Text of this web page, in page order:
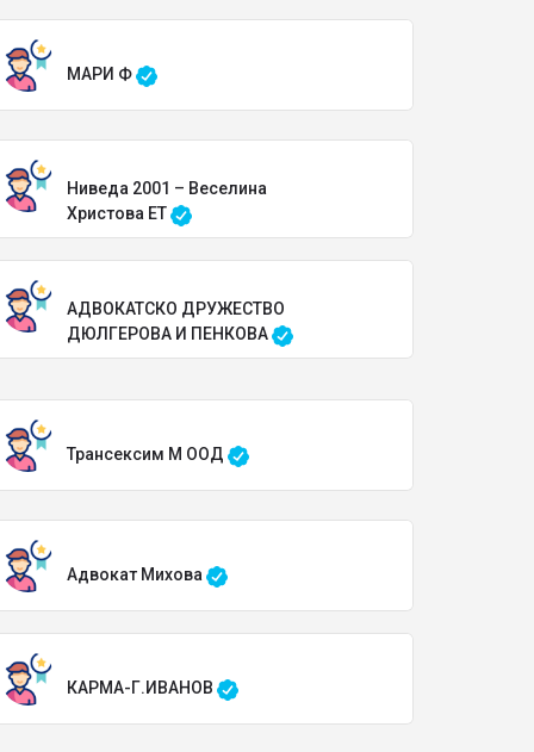
МАРИ Ф
Ниведа 2001 – Веселина
Христова ЕТ
АДВОКАТСКО ДРУЖЕСТВО
ДЮЛГЕРОВА И ПЕНКОВА
Трансексим М ООД
Адвокат Михова
КАРМА-Г.ИВАНОВ